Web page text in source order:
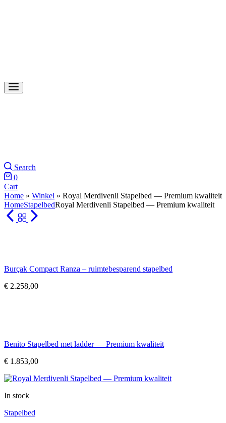
Search
0
Cart
Home » Winkel » Royal Merdivenli Stapelbed — Premium kwaliteit
HomeStapelbedRoyal Merdivenli Stapelbed — Premium kwaliteit
Burçak Compact Ranza – ruimtebesparend stapelbed
€ 2.258,00
Benito Stapelbed met ladder — Premium kwaliteit
€ 1.853,00
In stock
Stapelbed